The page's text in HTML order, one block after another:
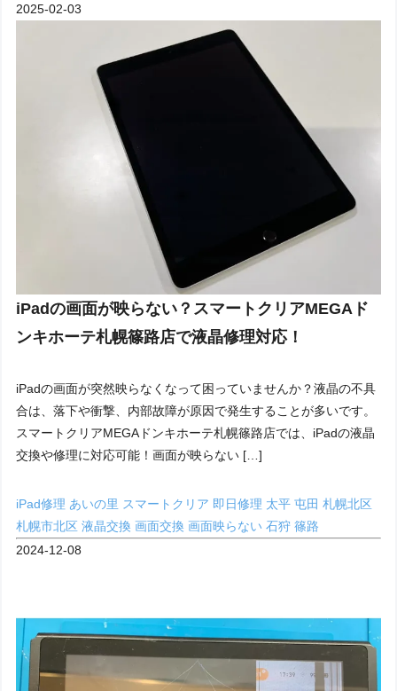
2025-02-03
iPadの画面が映らない？スマートクリアMEGAド
ンキホーテ札幌篠路店で液晶修理対応！
iPadの画面が突然映らなくなって困っていませんか？液晶の不具
合は、落下や衝撃、内部故障が原因で発生することが多いです。
スマートクリアMEGAドンキホーテ札幌篠路店では、iPadの液晶
交換や修理に対応可能！画面が映らない […]
iPad修理 あいの里 スマートクリア 即日修理 太平屯田札幌北区
札幌市北区液晶交換画面交換画面映らない石狩篠路
2024-12-08